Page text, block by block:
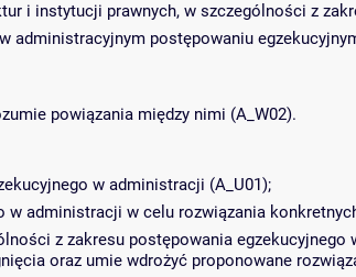
i instytucji prawnych, w szczególności z
postępowaniu
powiązania między nimi (A_W02).
w administracji (A_U01);
administracji w celu rozwiązania
z zakresu postępowania
oraz umie wdrożyć proponowane